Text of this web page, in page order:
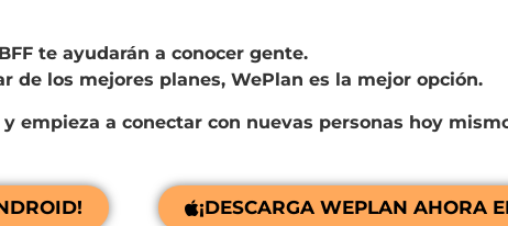
te ayudarán a conocer gente.
de los mejores planes, WePlan es la mejor opción.
empieza a conectar con nuevas personas hoy
¡DESCARGA WEPLAN AHORA